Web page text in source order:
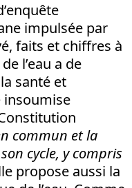
impulsée par
faits et chiffres à
l’eau a de
santé et
insoumise
commun et la
cycle, y compris
propose aussi la